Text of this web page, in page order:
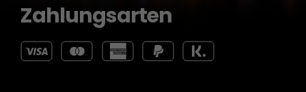
Zahlungsarten